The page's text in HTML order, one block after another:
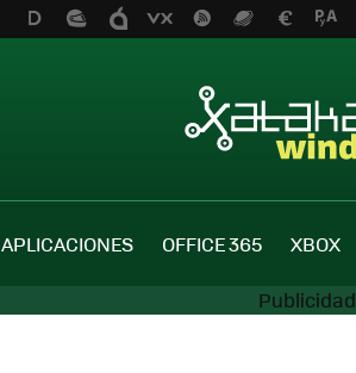
APLICACIONES OFFICE 365 XBOX